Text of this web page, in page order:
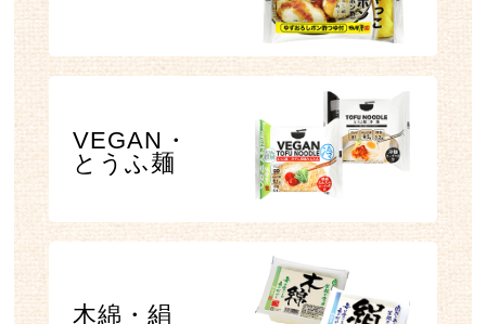
VEGAN・
とうふ麺
木綿・絹